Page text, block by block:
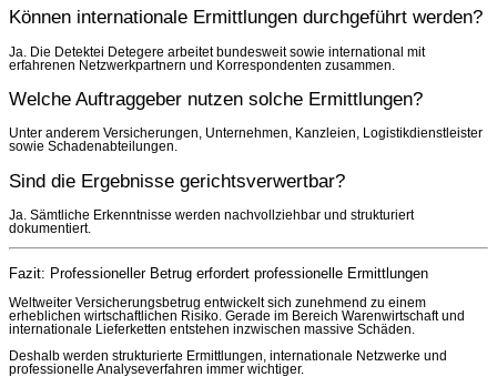
Können internationale Ermittlungen durchgeführt werden?
Ja. Die Detektei Detegere arbeitet bundesweit sowie international mit
erfahrenen Netzwerkpartnern und Korrespondenten zusammen.
Welche Auftraggeber nutzen solche Ermittlungen?
Unter anderem Versicherungen, Unternehmen, Kanzleien, Logistikdienstleister
sowie Schadenabteilungen.
Sind die Ergebnisse gerichtsverwertbar?
Ja. Sämtliche Erkenntnisse werden nachvollziehbar und strukturiert
dokumentiert.
Fazit: Professioneller Betrug erfordert professionelle Ermittlungen
Weltweiter Versicherungsbetrug entwickelt sich zunehmend zu einem
erheblichen wirtschaftlichen Risiko. Gerade im Bereich Warenwirtschaft und
internationale Lieferketten entstehen inzwischen massive Schäden.
Deshalb werden strukturierte Ermittlungen, internationale Netzwerke und
professionelle Analyseverfahren immer wichtiger.